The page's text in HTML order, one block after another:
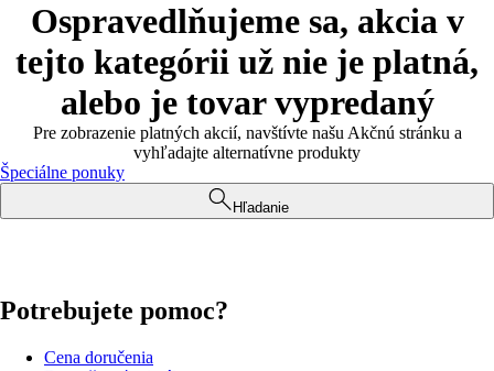
Ospravedlňujeme sa, akcia v
tejto kategórii už nie je platná,
alebo je tovar vypredaný
Pre zobrazenie platných akcií, navštívte našu Akčnú stránku a
vyhľadajte alternatívne produkty
Špeciálne ponuky
Hľadanie
Potrebujete pomoc?
Cena doručenia